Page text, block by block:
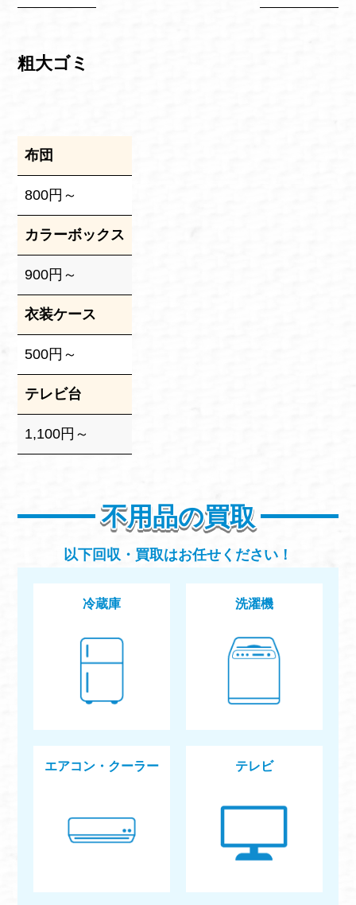
粗大ゴミ
布団
800円～
カラーボックス
900円～
衣装ケース
500円～
テレビ台
1,100円～
不用品の買取
以下回収・買取はお任せください！
冷蔵庫 洗濯機
エアコン・クーラー テレビ